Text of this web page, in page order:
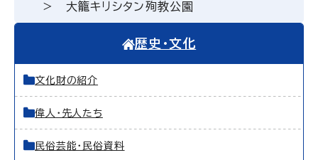
大籠キリシタン殉教公園
歴史・文化
文化財の紹介
偉人・先人たち
民俗芸能・民俗資料